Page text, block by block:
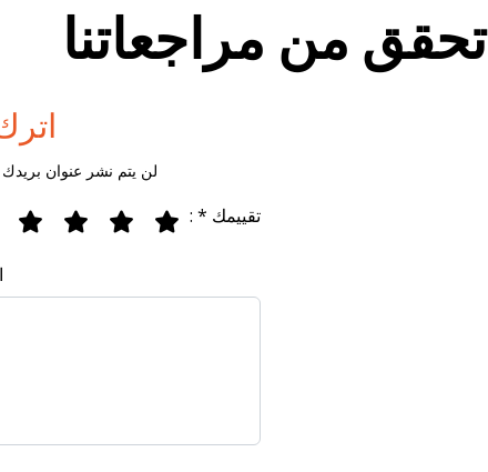
تحقق من مراجعاتنا
لن يتم نشر عنوان
تقييمك * :